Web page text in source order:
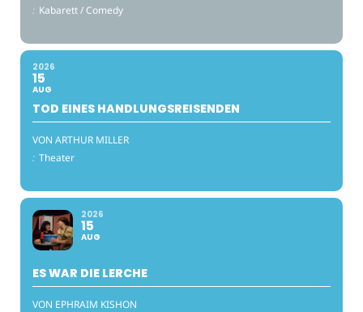
: Kabarett / Comedy
2026
15
AUG
TOD EINES HANDLUNGSREISENDEN
VON ARTHUR MILLER
: Theater
2026
15
AUG
ES WAR DIE LERCHE
VON EPHRAIM KISHON